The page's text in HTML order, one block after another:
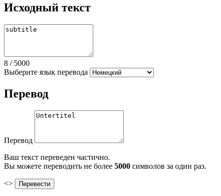
Исходный текст
8 / 5000
Выберите язык перевода
Перевод
Перевод
Ваш текст переведен частично.
Вы можете переводить не более 5000 символов за один раз.
<>